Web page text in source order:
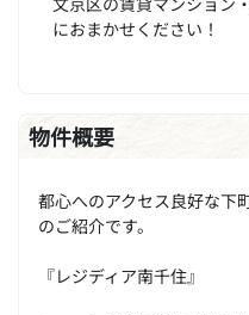
におまかせください！
物件概要
都心へのアクセス良好な下
のご紹介です。
『レジディア南千住』